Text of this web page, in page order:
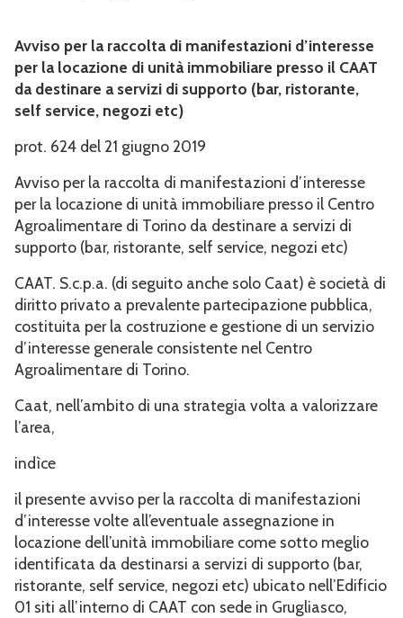
Avviso per la raccolta di manifestazioni d’interesse
per la locazione di unità immobiliare presso il CAAT
da destinare a servizi di supporto (bar, ristorante,
self service, negozi etc)
prot. 624 del 21 giugno 2019
Avviso per la raccolta di manifestazioni d’interesse
per la locazione di unità immobiliare presso il Centro
Agroalimentare di Torino da destinare a servizi di
supporto (bar, ristorante, self service, negozi etc)
CAAT. S.c.p.a. (di seguito anche solo Caat) è società di
diritto privato a prevalente partecipazione pubblica,
costituita per la costruzione e gestione di un servizio
d’interesse generale consistente nel Centro
Agroalimentare di Torino.
Caat, nell’ambito di una strategia volta a valorizzare
l’area,
indìce
il presente avviso per la raccolta di manifestazioni
d’interesse volte all’eventuale assegnazione in
locazione dell’unità immobiliare come sotto meglio
identificata da destinarsi a servizi di supporto (bar,
ristorante, self service, negozi etc) ubicato nell’Edificio
01 siti all’interno di CAAT con sede in Grugliasco,